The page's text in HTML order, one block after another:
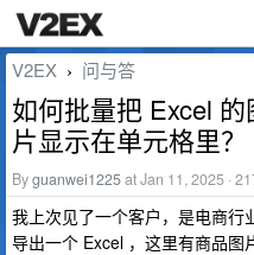
V2EX › 问与答
如何批量把 Excel
片显示在单元格里？
Byguanwei1225at Jan 11, 2025 ·
我上次见了一个客户，是电商行
导出一个 Excel ，这里有商品图